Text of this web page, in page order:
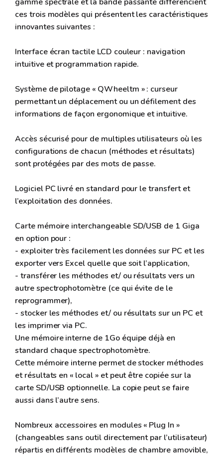
ces trois modèles qui présentent les caractéristiques
innovantes suivantes :
Interface écran tactile LCD couleur : navigation
intuitive et programmation rapide.
Système de pilotage « QWheeltm » : curseur
permettant un déplacement ou un défilement des
informations de façon ergonomique et intuitive.
Accès sécurisé pour de multiples utilisateurs où les
configurations de chacun (méthodes et résultats)
sont protégées par des mots de passe.
Logiciel PC livré en standard pour le transfert et
l’exploitation des données.
Carte mémoire interchangeable SD/USB de 1 Giga
en option pour :
- exploiter très facilement les données sur PC et les
exporter vers Excel quelle que soit l’application,
- transférer les méthodes et/ ou résultats vers un
autre spectrophotomètre (ce qui évite de le
reprogrammer),
- stocker les méthodes et/ ou résultats sur un PC et
les imprimer via PC.
Une mémoire interne de 1Go équipe déjà en
standard chaque spectrophotomètre.
Cette mémoire interne permet de stocker méthodes
et résultats en « local » et peut être copiée sur la
carte SD/USB optionnelle. La copie peut se faire
aussi dans l’autre sens.
Nombreux accessoires en modules « Plug In »
(changeables sans outil directement par l’utilisateur)
répartis en différents modèles de chambre amovible,